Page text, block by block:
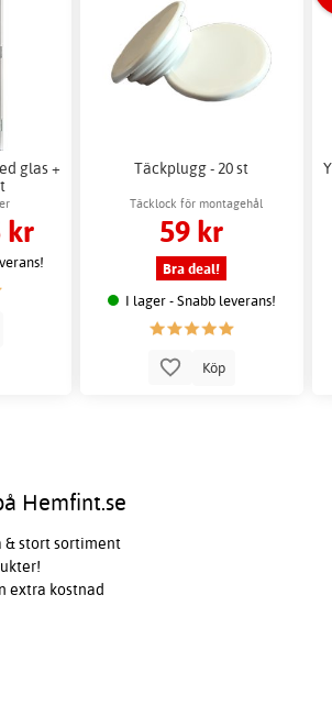
glas +
kr
Täckplugg - 20 st
Täcklock för montagehål
59 kr
Bra deal!
I lager - Snabb leverans!
Köp
Hemfint.se
& stort sortiment
extra kostnad